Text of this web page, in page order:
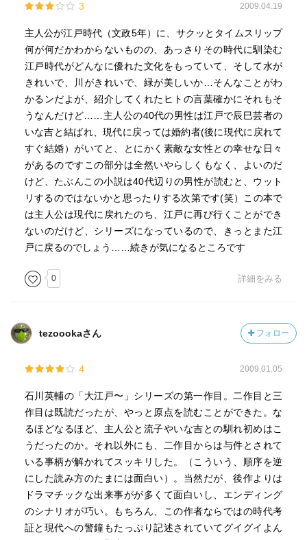
3 2009.04.19
主人公が江戸時代（文政5年）に、サクッとタイムスリップ
何が何だかわからないものの、あっさりその時代に馴染む
江戸時代がどんなに優れた文化をもっていて、そして水が
きれいで、川がきれいで、緑が美しいか…そんなことがわ
かるンだよが、紹介してくれたヒトの言葉確かにそれもそ
うなんだけど……主人公の40代の男性は江戸で辰巳芸者の
いな吉と結ばれ、現代に戻っては婚約者(後に現代に戻れて
すぐ結婚）がいてと、とにかく素敵な女性との幸せな日々
があるのですこの部分は全然いやらしくもなく、よいのだ
けど、たぶんこの小説は40代辺りの男性が読むと、ウット
リするのではないかと思ったりする次第です(笑）この本で
は主人公は現代に戻れたのち、江戸に再び行くことができ
ないのだけど、シリーズになっているので、きっとまた江
戸に戻るのでしょう……続きが気になるところです
0 詳細をみる
tezoookaさん フォロー
4 2009.01.05
石川英輔の「大江戸〜」シリーズの第一作目。二作目と三
作目は既読だったが、やっと原点を読むことができた。な
るほどなるほど、主人公と流子やいな吉との馴れ初めはこ
うだったのか。それ以外にも、二作目からは与件とされて
いる事柄が解かれてスッキリした。（こういう、順序を逆
にした読み方のたまには面白い）。当然だが、後作よりは
ドラマチックな出来事がが多くて面白いし、エンディング
のシナリオが巧い。もちろん、この作者ならではの時代考
証と現代への警鐘もたっぷり記述されていてグイグイよん